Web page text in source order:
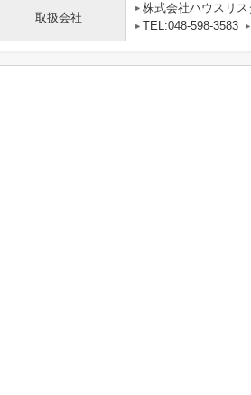
取扱会社
株式会社ハウスリス
TEL:048-598-3583